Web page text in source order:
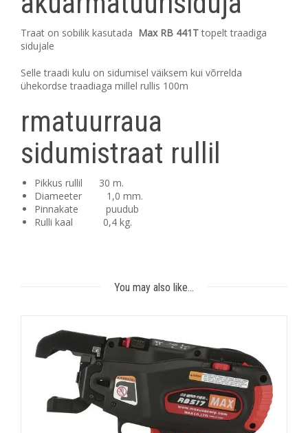
Traat on sobilik kasutada Max RB 441Ttopelt traadiga
sidujale
Selle traadi kulu on sidumisel väiksem kui võrrelda
ühekordse traadiaga millel rullis 100m
rmatuurraua
sidumistraat rullil
Pikkus rullil 30 m.
Diameeter 1,0 mm.
Pinnakate puudub
Rulli kaal 0,4 kg.
You may also like…